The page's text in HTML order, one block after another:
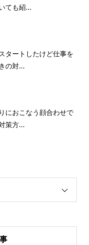
ても紹...
タートしたけど仕事を
の対...
におこなう顔合わせで
策方...